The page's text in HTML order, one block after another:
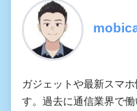
ガジェットや最新スマ
す。過去に通信業界で